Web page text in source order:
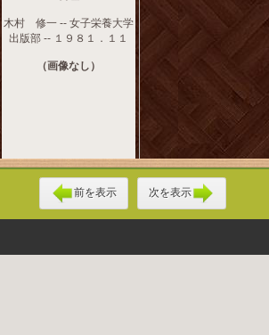
木村 修一 -- 女子栄養大学
出版部 -- １９８１．１１
（画像なし）
前を表示 次を表示